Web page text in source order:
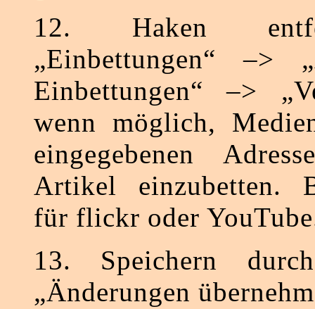
12. Haken
„Einbettungen“ –>
Einbettungen“ –>
wenn möglich,
eingegebenen
Artikel einzubetten.
für flickr oder
13. Speichern
„Änderungen